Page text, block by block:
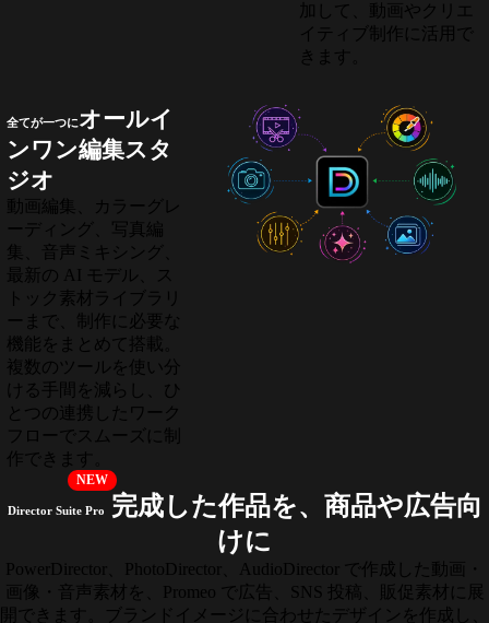
加して、動画やクリエ
イティブ制作に活用で
きます。
全てが一つにオールイ
ンワン編集スタ
ジオ
動画編集、カラーグレ
ーディング、写真編
集、音声ミキシング、
最新の AI モデル、ス
トック素材ライブラリ
ーまで、制作に必要な
機能をまとめて搭載。
複数のツールを使い分
ける手間を減らし、ひ
とつの連携したワーク
フローでスムーズに制
作できます。
Director Suite Pro
NEW
完成した作品を、商品や広告向
けに
PowerDirector、PhotoDirector、AudioDirector で作成した動画・
画像・音声素材を、Promeo で広告、SNS 投稿、販促素材に展
開できます。ブランドイメージに合わせたデザインを作成し、